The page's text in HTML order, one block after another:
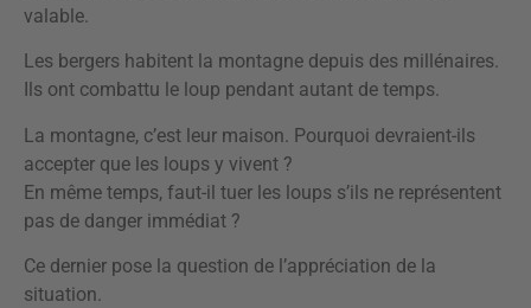
valable.
Les bergers habitent la montagne depuis des millénaires.
Ils ont combattu le loup pendant autant de temps.
La montagne, c’est leur maison. Pourquoi devraient-ils
accepter que les loups y vivent ?
En même temps, faut-il tuer les loups s’ils ne représentent
pas de danger immédiat ?
Ce dernier pose la question de l’appréciation de la
situation.